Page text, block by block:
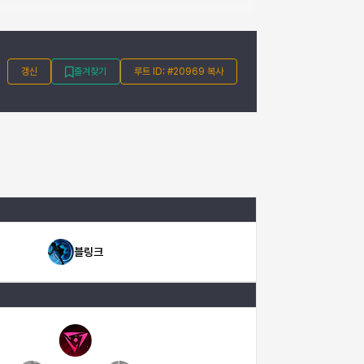
갱신 즐겨찾기 루트 ID: #20969 복사
블링크